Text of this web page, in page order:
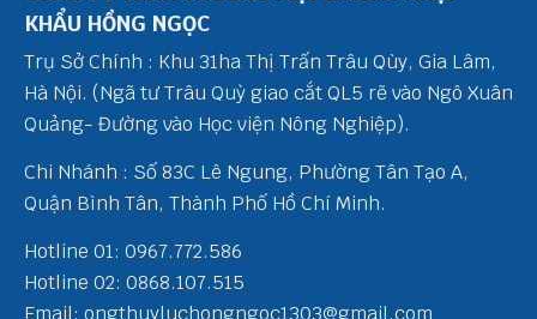
KHẨU HỒNG NGỌC
Trụ Sở Chính : Khu 31ha Thị Trấn Trâu Qùy, Gia Lâm,
Hà Nội. (Ngã tư Trâu Quỳ giao cắt QL5 rẽ vào Ngô Xuân
Quảng- Đường vào Học viện Nông Nghiệp).
Chi Nhánh : Số 83C Lê Ngung, Phường Tân Tạo A,
Quận Bình Tân, Thành Phố Hồ Chí Minh.
Hotline 01: 0967.772.586
Hotline 02: 0868.107.515
Email: ongthuyluchongngoc1303@gmail.com